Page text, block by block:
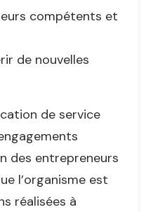
compétents et
de nouvelles
de service
des entrepreneurs
l’organisme est
réalisées à